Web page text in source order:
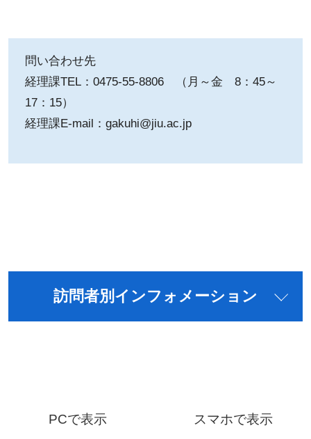
問い合わせ先
経理課TEL：0475-55-8806 （月～金 8：45～
17：15）
経理課E-mail：gakuhi@jiu.ac.jp
訪問者別インフォメーション
PCで表示 スマホで表示